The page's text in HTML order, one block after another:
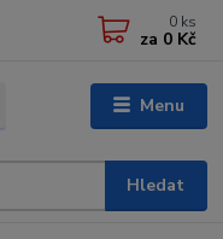
Menu
Hledat
0 ks
za 0 Kč